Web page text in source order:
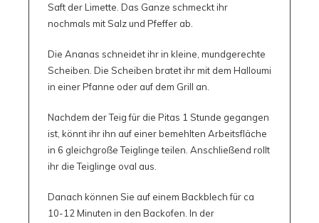
Saft der Limette. Das Ganze schmeckt ihr
nochmals mit Salz und Pfeffer ab.
Die Ananas schneidet ihr in kleine, mundgerechte
Scheiben. Die Scheiben bratet ihr mit dem Halloumi
in einer Pfanne oder auf dem Grill an.
Nachdem der Teig für die Pitas 1 Stunde gegangen
ist, könnt ihr ihn auf einer bemehlten Arbeitsfläche
in 6 gleichgroße Teiglinge teilen. Anschließend rollt
ihr die Teiglinge oval aus.
Danach können Sie auf einem Backblech für ca
10-12 Minuten in den Backofen. In der